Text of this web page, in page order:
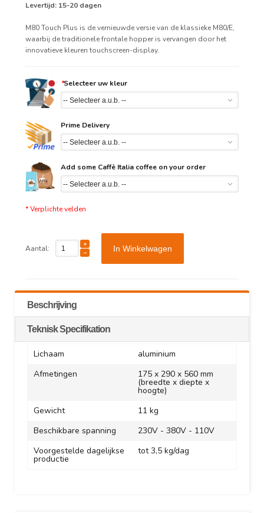
Levertijd: 15-20 dagen
M80 Touch Plus is de vernieuwde versie van de klassieke M80/E,
waarbij de traditionele frontale hopper is vervangen door het
innovatieve kleuren touchscreen-display.
*Selecteer uw kleur
Prime Delivery
Add some Caffè Italia coffee on your order
* Verplichte velden
Aantal: In Winkelwagen
Beschrijving
Teknisk Specifikation
Lichaam
aluminium
Afmetingen
175 x 290 x 560 mm
(breedte x diepte x
hoogte)
Gewicht
11 kg
Beschikbare spanning
230V - 380V - 110V
Voorgestelde dagelijkse
productie
tot 3,5 kg/dag